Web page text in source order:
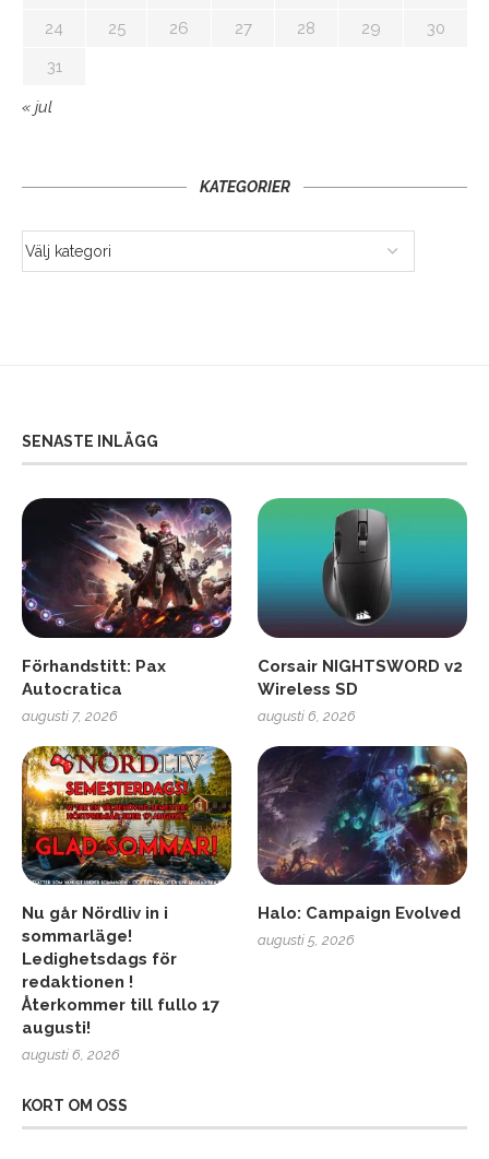
24
25 26 27 28 29
30
31
« jul
KATEGORIER
SENASTE INLÄGG
Förhandstitt: Pax
Autocratica
augusti 7, 2026
Corsair NIGHTSWORD v2
Wireless SD
augusti 6, 2026
Nu går Nördliv in i
sommarläge!
Ledighetsdags för
redaktionen !
Återkommer till fullo 17
augusti!
augusti 6, 2026
Halo: Campaign Evolved
augusti 5, 2026
KORT OM OSS